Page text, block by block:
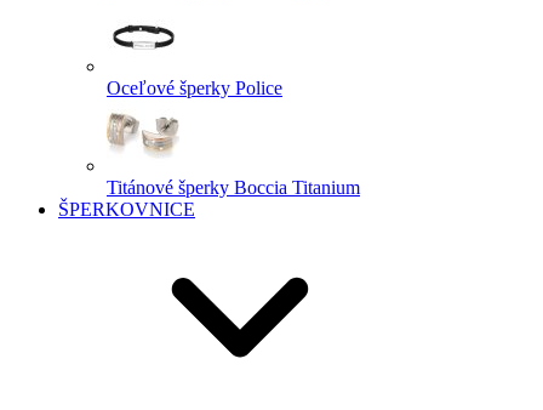
Oceľové šperky Police
Titánové šperky Boccia Titanium
ŠPERKOVNICE